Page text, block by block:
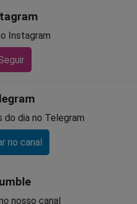
Instagram
do dia no Telegram
no canal
nosso canal